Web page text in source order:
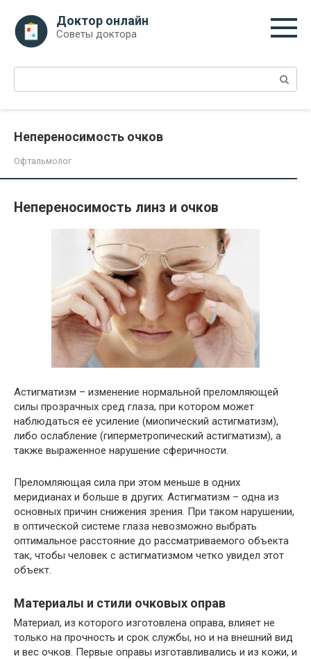
контенту
Доктор онлайн
Советы доктора
Поиск:
Непереносимость очков
Офтальмолог
Непереносимость линз и очков
Астигматизм – изменение нормальной преломляющей
силы прозрачных сред глаза, при котором может
наблюдаться её усиление (миопический астигматизм),
либо ослабление (гиперметропический астигматизм), а
также выраженное нарушение сферичности.
Преломляющая сила при этом меньше в одних
меридианах и больше в других. Астигматизм – одна из
основных причин снижения зрения. При таком нарушении,
в оптической системе глаза невозможно выбрать
оптимальное расстояние до рассматриваемого объекта
так, чтобы человек с астигматизмом четко увидел этот
объект.
Материалы и стили очковых оправ
Материал, из которого изготовлена оправа, влияет не
только на прочность и срок службы, но и на внешний вид
и вес очков. Первые оправы изготавливались и из кожи, и